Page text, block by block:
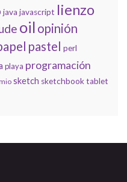
java javascript lienzo
oil opinión
pastel perl
playa programación
sketch sketchbooktablet